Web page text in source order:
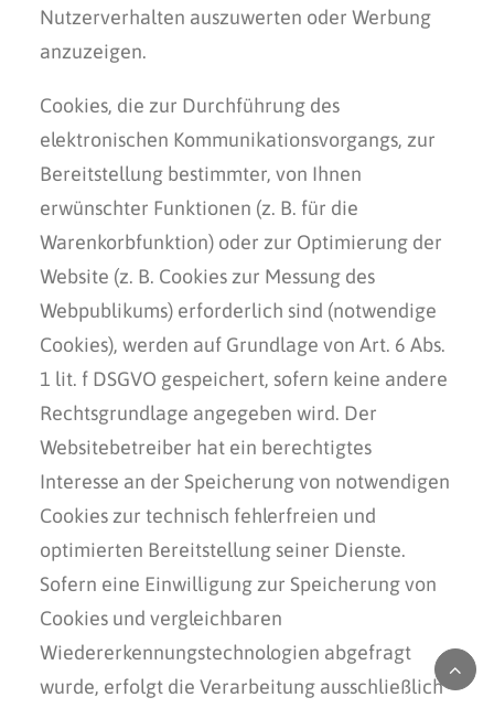
Nutzerverhalten auszuwerten oder Werbung
anzuzeigen.
Cookies, die zur Durchführung des
elektronischen Kommunikationsvorgangs, zur
Bereitstellung bestimmter, von Ihnen
erwünschter Funktionen (z. B. für die
Warenkorbfunktion) oder zur Optimierung der
Website (z. B. Cookies zur Messung des
Webpublikums) erforderlich sind (notwendige
Cookies), werden auf Grundlage von Art. 6 Abs.
1 lit. f DSGVO gespeichert, sofern keine andere
Rechtsgrundlage angegeben wird. Der
Websitebetreiber hat ein berechtigtes
Interesse an der Speicherung von notwendigen
Cookies zur technisch fehlerfreien und
optimierten Bereitstellung seiner Dienste.
Sofern eine Einwilligung zur Speicherung von
Cookies und vergleichbaren
Wiedererkennungstechnologien abgefragt
wurde, erfolgt die Verarbeitung ausschließlich